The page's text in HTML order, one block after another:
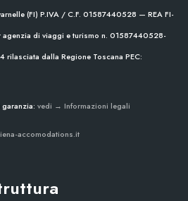
(FI) P.IVA / C.F. 01587440528 — REA FI-
agenzia di viaggi e turismo n. 01587440528-
rilasciata dalla Regione Toscana PEC:
vedi → Informazioni legali
accomodations.it